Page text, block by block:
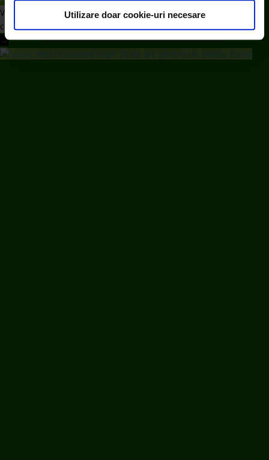
consimțământul cu privire la acestea.
Utilizare doar cookie-uri necesare
Vă rugăm să ne scrieți un email la
comunicare@ecotic.ro
←
ECOTIC Vezi rezulatele celor 20 de ani pentru un Mediu Curat